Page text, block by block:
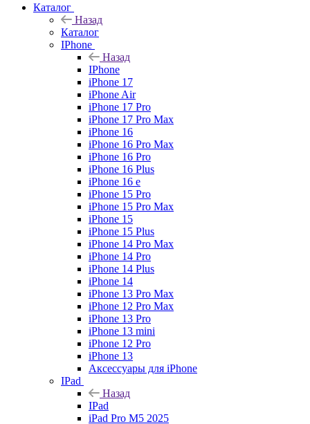
Каталог
Назад
Каталог
IPhone
Назад
IPhone
iPhone 17
iPhone Air
iPhone 17 Pro
iPhone 17 Pro Max
iPhone 16
iPhone 16 Pro Max
iPhone 16 Pro
iPhone 16 Plus
iPhone 16 e
iPhone 15 Pro
iPhone 15 Pro Max
iPhone 15
iPhone 15 Plus
iPhone 14 Pro Max
iPhone 14 Pro
iPhone 14 Plus
iPhone 14
iPhone 13 Pro Max
iPhone 12 Pro Max
iPhone 13 Pro
iPhone 13 mini
iPhone 12 Pro
iPhone 13
Аксессуары для iPhone
IPad
Назад
IPad
iPad Pro M5 2025